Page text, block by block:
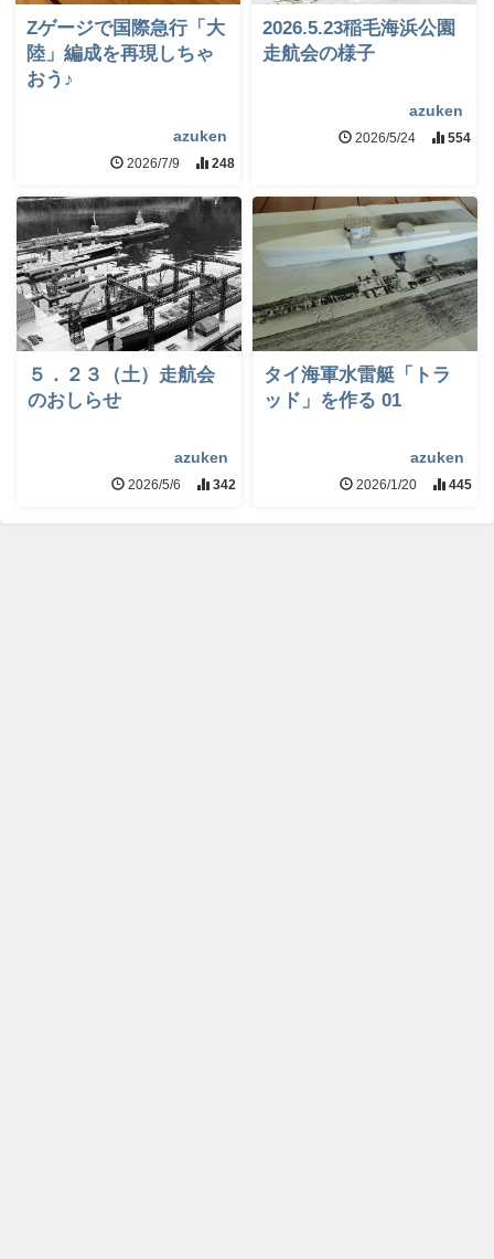
Zゲージで国際急行「大
陸」編成を再現しちゃ
おう♪
azuken
2026/7/9 248
2026.5.23稲毛海浜公園
走航会の様子
azuken
2026/5/24 554
５．２３（土）走航会
のおしらせ
azuken
2026/5/6 342
タイ海軍水雷艇「トラ
ッド」を作る 01
azuken
2026/1/20 445